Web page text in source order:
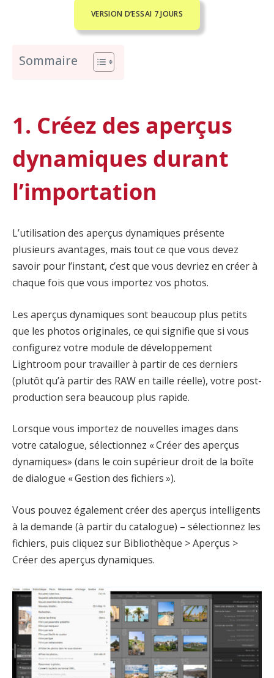
VERSION D’ESSAI 7 JOURS
Sommaire
1. Créez des aperçus
dynamiques durant
l’importation
L’utilisation des aperçus dynamiques présente
plusieurs avantages, mais tout ce que vous devez
savoir pour l’instant, c’est que vous devriez en créer à
chaque fois que vous importez vos photos.
Les aperçus dynamiques sont beaucoup plus petits
que les photos originales, ce qui signifie que si vous
configurez votre module de développement
Lightroom pour travailler à partir de ces derniers
(plutôt qu’à partir des RAW en taille réelle), votre post-
production sera beaucoup plus rapide.
Lorsque vous importez de nouvelles images dans
votre catalogue, sélectionnez « Créer des aperçus
dynamiques» (dans le coin supérieur droit de la boîte
de dialogue « Gestion des fichiers »).
Vous pouvez également créer des aperçus intelligents
à la demande (à partir du catalogue) – sélectionnez les
fichiers, puis cliquez sur Bibliothèque > Aperçus >
Créer des aperçus dynamiques.